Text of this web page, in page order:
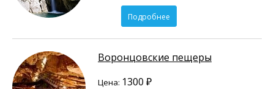
Подробнее
Воронцовские пещеры
Цена: 1300 ₽